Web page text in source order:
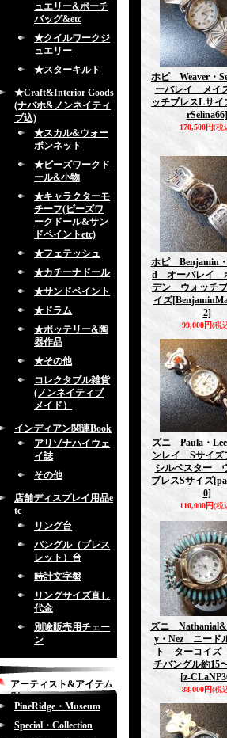
ュエリー&ポーチ
バッグ&etc
★クイルワークジ
ュエリー
★スターキルト
★Craft&Interior Goods
(ナバホ&ノンネイティ
ブ込)
★スカル&ウォー
ボンネット
★ビーズワークド
ール&小物
★キャラクターモ
チーフ(ビーズワ
ークドール&サン
ドペイントetc)
★フェテッシュ
★カチーナドール
★サンドペイント
★ドラム
★ポッテリー&陶
器作品
★その他
コレクタブル雑貨
(ノンネイティブ
メイド）
インディアン関連Book
アリゾナハイウェ
イ誌
その他
店舗ディスプレイ用品e
tc
リング台
バングル（ブレス
レット）台
時計文字盤
リングサイズ直し
代金
別途販売用チェー
ン
アーティスト&アイテム
別
PineRidge・Museum
Special・Collection
ホピ Weaver・
ーバレイ メイ
ッチブレスLサイ
rSelina66]
170,500円(税
ホピ Benjamin
d オーバレイ
デン ウォッチ
イズ
2]
99,000円(税
ズニ Paula・
ンレイ Sサイズ
シルベスター
ブレスSサイズ
0]
110,000円(税
ズニ
y・Nez ニード
ト ターコイズ
チバングル約15
[z-
88,000円(税